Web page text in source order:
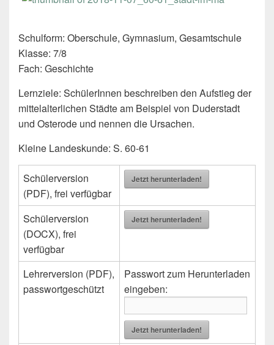
Schulform: Oberschule, Gymnasium, Gesamtschule
Klasse: 7/8
Fach: Geschichte
Lernziele: SchülerInnen beschreiben den Aufstieg der
mittelalterlichen Städte am Beispiel von Duderstadt
und Osterode und nennen die Ursachen.
Kleine Landeskunde: S. 60-61
Schülerversion
(PDF), frei verfügbar
Jetzt herunterladen!
Schülerversion
(DOCX), frei
verfügbar
Jetzt herunterladen!
Lehrerversion (PDF),
passwortgeschützt
Passwort zum Herunterladen
eingeben:
Jetzt herunterladen!